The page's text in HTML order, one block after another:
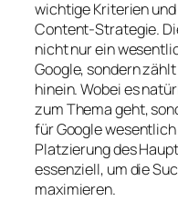
wichtige Kriterien
Content-Strategie.
nicht nur ein
Google, sondern
hinein. Wobei es
zum Thema geht,
für Google
Platzierung des
essenziell, um die
maximieren.